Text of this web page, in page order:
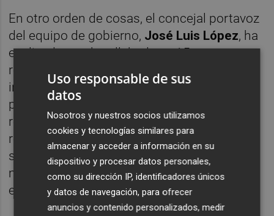
En otro orden de cosas, el concejal portavoz
del equipo de gobierno, José Luis López, ha
explicado que han llehado ya 15
reclamaciones de funcionarios que, siendo
interinos, solicitan una reclamación de fijeza
para convertirse en personal fijo. Unas
reclamaciones que surgen a raíz de una
recomendación de la Unión Europea quien
solicita que el personal interino que lleva
mucho tiempo pase a ser personal
estructural.
Uso responsable de sus
datos
Nosotros y nuestros socios utilizamos
cookies y tecnologías similares para
almacenar y acceder a información en su
dispositivo y procesar datos personales,
como su dirección IP, identificadores únicos
y datos de navegación, para ofrecer
anuncios y contenido personalizados, medir